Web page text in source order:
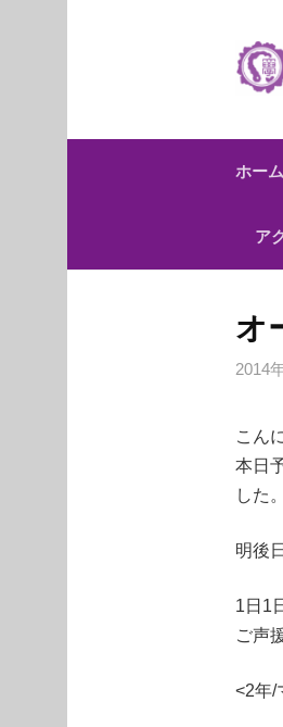
ホーム
ア
オ
2014
こん
本日
した。
明後
1日1
ご声
<2年/